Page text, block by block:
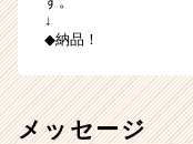
↓
◆納品！
メッセージ